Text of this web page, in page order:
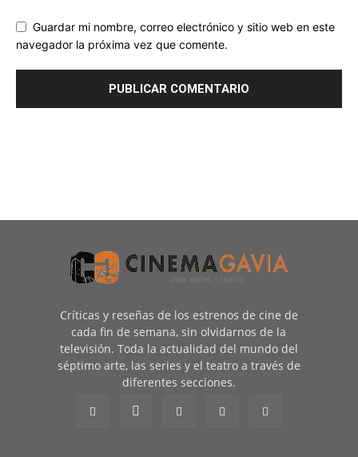
Guardar mi nombre, correo electrónico y sitio web en este
navegador la próxima vez que comente.
Críticas y reseñas de los estrenos de cine de
cada fin de semana, sin olvidarnos de la
televisión. Toda la actualidad del mundo del
séptimo arte, las series y el teatro a través de
diferentes secciones.